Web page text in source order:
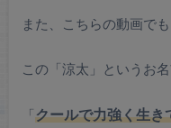
また、こちらの動画で
この「涼太」というお
「クールで力強く生き